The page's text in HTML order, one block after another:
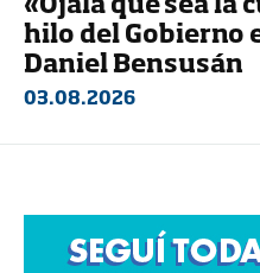
«Ojalá que sea la
hilo del Gobierno
Daniel Bensusán
03.08.2026